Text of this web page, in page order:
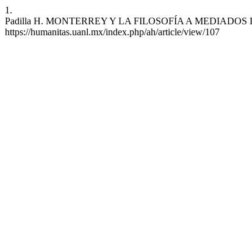
1.
Padilla H. MONTERREY Y LA FILOSOFÍA A MEDIADOS
https://humanitas.uanl.mx/index.php/ah/article/view/107